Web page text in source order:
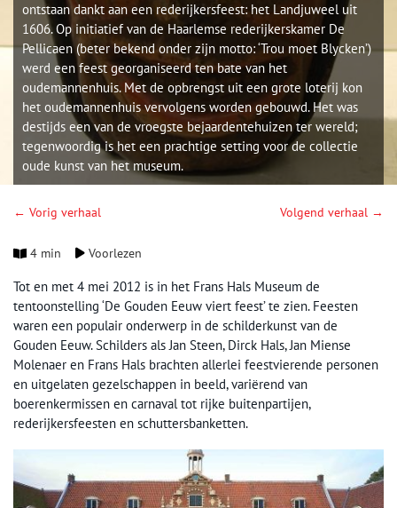
ontstaan dankt aan een rederijkersfeest: het Landjuweel uit
1606. Op initiatief van de Haarlemse rederijkerskamer De
Pellicaen (beter bekend onder zijn motto: ‘Trou moet Blycken’)
werd een feest georganiseerd ten bate van het
oudemannenhuis. Met de opbrengst uit een grote loterij kon
het oudemannenhuis vervolgens worden gebouwd. Het was
destijds een van de vroegste bejaardentehuizen ter wereld;
tegenwoordig is het een prachtige setting voor de collectie
oude kunst van het museum.
← Vorig verhaal Volgend verhaal →
4 min Voorlezen
Tot en met 4 mei 2012 is in het Frans Hals Museum de
tentoonstelling ‘De Gouden Eeuw viert feest’ te zien. Feesten
waren een populair onderwerp in de schilderkunst van de
Gouden Eeuw. Schilders als Jan Steen, Dirck Hals, Jan Miense
Molenaer en Frans Hals brachten allerlei feestvierende personen
en uitgelaten gezelschappen in beeld, variërend van
boerenkermissen en carnaval tot rijke buitenpartijen,
rederijkersfeesten en schuttersbanketten.